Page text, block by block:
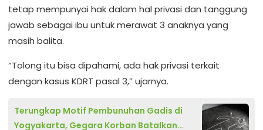
tetap mempunyai hak dalam hal privasi dan tanggung
jawab sebagai ibu untuk merawat 3 anaknya yang
masih balita.
“Tolong itu bisa dipahami, ada hak privasi terkait
dengan kasus KDRT pasal 3,” ujarnya.
Terungkap Motif Pembunuhan Gadis di
Yogyakarta, Gegara Korban Batalkan